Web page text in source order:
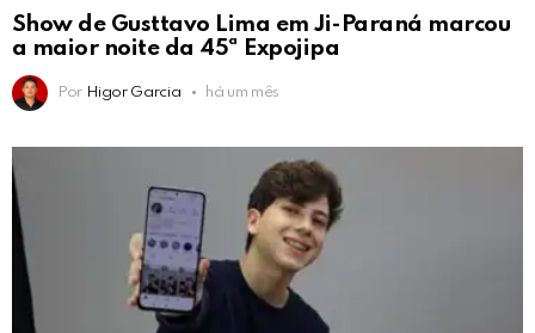
Show de Gusttavo Lima em Ji-Paraná marcou
a maior noite da 45ª Expojipa
Por Higor Garcia há um mês